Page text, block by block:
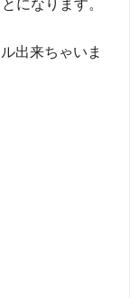
になります。
出来ちゃいま